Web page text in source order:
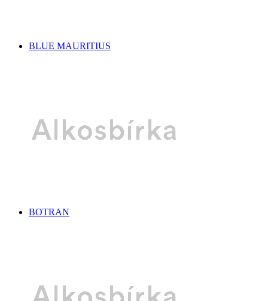
BLUE MAURITIUS
BOTRAN